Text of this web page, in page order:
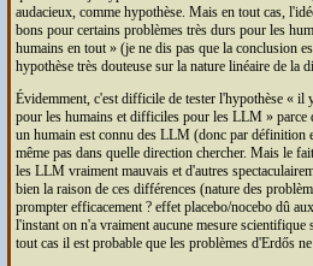
audacieux, comme hypothèse. Mais en tout cas,
bons pour certains problèmes très durs pour les
humains en tout
(je ne dis pas que la conclusion
hypothèse très douteuse sur la nature linéaire de la
Évidemment, c'est difficile de tester l'hypothèse
il
pour les humains et difficiles pour les LLM
parce
un humain est connu des LLM(donc par définition
même pas dans quelle direction chercher. Mais le
les LLMvraiment mauvais et d'autres
bien la raison de ces différences (nature des
prompter efficacement ? effet placebo/nocebo dû
l'instant on n'a vraiment aucune mesure scientifique
tout cas il est probable que les problèmes d'Erdős